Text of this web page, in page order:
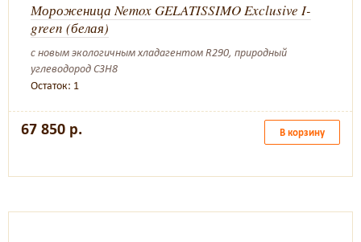
Мороженица Nemox GELATISSIMO Exclusive I-
green (белая)
с новым экологичным хладагентом R290, природный
углеводород C3H8
Остаток: 1
67 850 р. В корзину